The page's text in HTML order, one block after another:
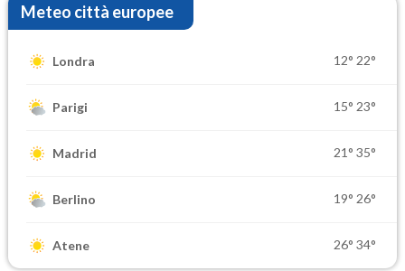
Meteo città europee
Londra 12° 22°
Parigi 15° 23°
Madrid 21° 35°
Berlino 19° 26°
Atene 26° 34°